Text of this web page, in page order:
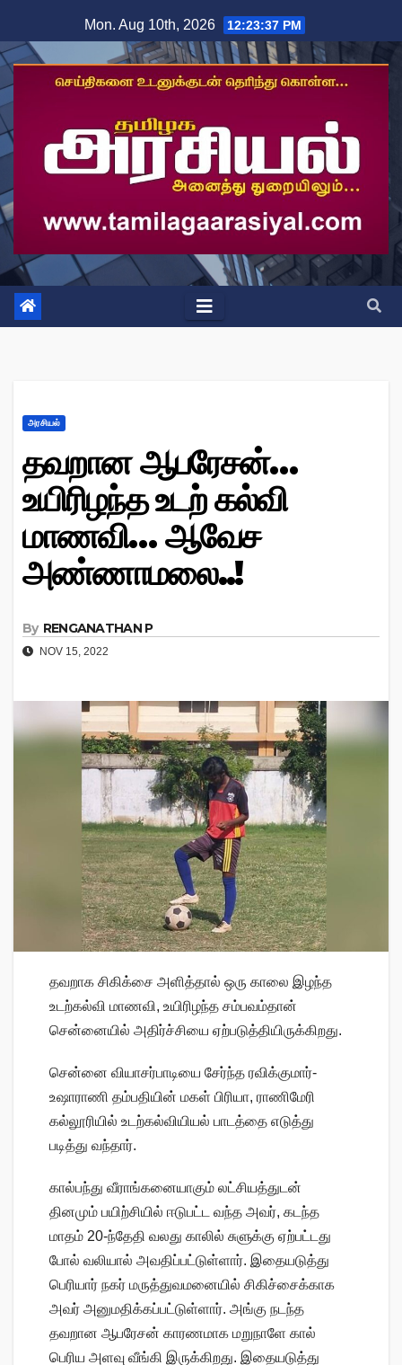
to
content
Mon. Aug 10th, 2026 12:23:37 PM
அரசியல்
தவறான ஆபரேசன்…
உயிரிழந்த உடற் கல்வி
மாணவி… ஆவேச
அண்ணாமலை..!
By RENGANATHAN P
NOV 15, 2022
தவறாக சிகிக்சை அளித்தால் ஒரு காலை இழந்த
உடற்கல்வி மாணவி, உயிரிழந்த சம்பவம்தான்
சென்னையில் அதிர்ச்சியை ஏற்படுத்தியிருக்கிறது.
சென்னை வியாசர்பாடியை சேர்ந்த ரவிக்குமார்-
உஷாராணி தம்பதியின் மகள் பிரியா, ராணிமேரி
கல்லூரியில் உடற்கல்வியியல் பாடத்தை எடுத்து
படித்து வந்தார்.
கால்பந்து வீராங்கனையாகும் லட்சியத்துடன்
தினமும் பயிற்சியில் ஈடுபட்ட வந்த அவர், கடந்த
மாதம் 20-ந்தேதி வலது காலில் சுளுக்கு ஏற்பட்டது
போல் வலியால் அவதிப்பட்டுள்ளார். இதையடுத்து
பெரியார் நகர் மருத்துவமனையில் சிகிச்சைக்காக
அவர் அனுமதிக்கப்பட்டுள்ளார். அங்கு நடந்த
தவறான ஆபரேசன் காரணமாக மறுநாளே கால்
பெரிய அளவு வீங்கி இருக்கிறது. இதையடுத்து